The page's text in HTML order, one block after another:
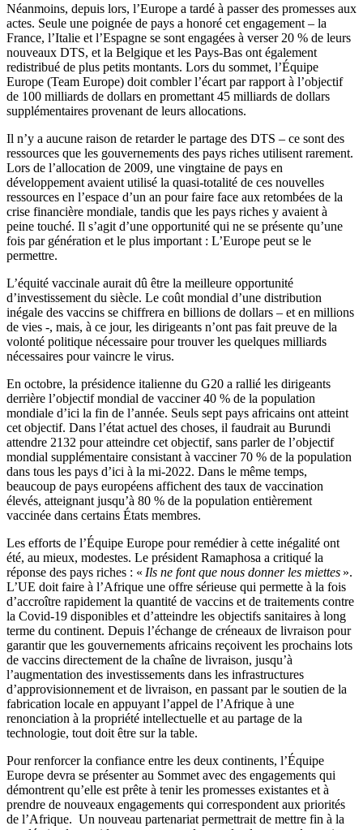
Néanmoins, depuis lors, l’Europe a tardé à passer des promesses aux
actes. Seule une poignée de pays a honoré cet engagement – la
France, l’Italie et l’Espagne se sont engagées à verser 20 % de leurs
nouveaux DTS, et la Belgique et les Pays-Bas ont également
redistribué de plus petits montants. Lors du sommet, l’Équipe
Europe (Team Europe) doit combler l’écart par rapport à l’objectif
de 100 milliards de dollars en promettant 45 milliards de dollars
supplémentaires provenant de leurs allocations.
Il n’y a aucune raison de retarder le partage des DTS – ce sont des
ressources que les gouvernements des pays riches utilisent rarement.
Lors de l’allocation de 2009, une vingtaine de pays en
développement avaient utilisé la quasi-totalité de ces nouvelles
ressources en l’espace d’un an pour faire face aux retombées de la
crise financière mondiale, tandis que les pays riches y avaient à
peine touché. Il s’agit d’une opportunité qui ne se présente qu’une
fois par génération et le plus important : L’Europe peut se le
permettre.
L’équité vaccinale aurait dû être la meilleure opportunité
d’investissement du siècle. Le coût mondial d’une distribution
inégale des vaccins se chiffrera en billions de dollars – et en millions
de vies -, mais, à ce jour, les dirigeants n’ont pas fait preuve de la
volonté politique nécessaire pour trouver les quelques milliards
nécessaires pour vaincre le virus.
En octobre, la présidence italienne du G20 a rallié les dirigeants
derrière l’objectif mondial de vacciner 40 % de la population
mondiale d’ici la fin de l’année. Seuls sept pays africains ont atteint
cet objectif. Dans l’état actuel des choses, il faudrait au Burundi
attendre 2132 pour atteindre cet objectif, sans parler de l’objectif
mondial supplémentaire consistant à vacciner 70 % de la population
dans tous les pays d’ici à la mi-2022. Dans le même temps,
beaucoup de pays européens affichent des taux de vaccination
élevés, atteignant jusqu’à 80 % de la population entièrement
vaccinée dans certains États membres.
Les efforts de l’Équipe Europe pour remédier à cette inégalité ont
été, au mieux, modestes. Le président Ramaphosa a critiqué la
réponse des pays riches : « Ils ne font que nous donner les miettes ».
L’UE doit faire à l’Afrique une offre sérieuse qui permette à la fois
d’accroître rapidement la quantité de vaccins et de traitements contre
la Covid-19 disponibles et d’atteindre les objectifs sanitaires à long
terme du continent. Depuis l’échange de créneaux de livraison pour
garantir que les gouvernements africains reçoivent les prochains lots
de vaccins directement de la chaîne de livraison, jusqu’à
l’augmentation des investissements dans les infrastructures
d’approvisionnement et de livraison, en passant par le soutien de la
fabrication locale en appuyant l’appel de l’Afrique à une
renonciation à la propriété intellectuelle et au partage de la
technologie, tout doit être sur la table.
Pour renforcer la confiance entre les deux continents, l’Équipe
Europe devra se présenter au Sommet avec des engagements qui
démontrent qu’elle est prête à tenir les promesses existantes et à
prendre de nouveaux engagements qui correspondent aux priorités
de l’Afrique. Un nouveau partenariat permettrait de mettre fin à la